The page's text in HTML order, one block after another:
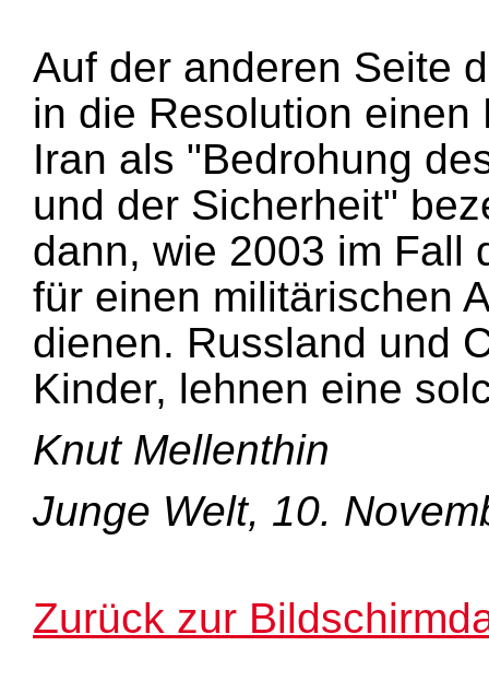
Auf der anderen Seite
in die Resolution
Iran als "Bedrohung
und der Sicherheit"
dann, wie 2003 im Fall
für einen militärischen
dienen. Russland und
Kinder, lehnen eine
Knut Mellenthin
Junge Welt, 10.
Zurück zur